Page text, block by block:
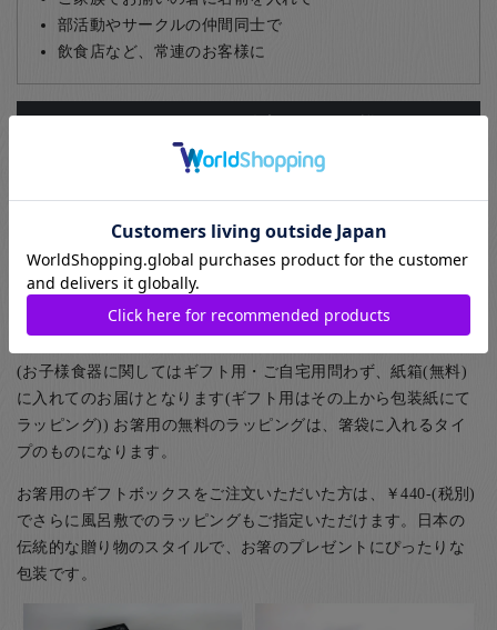
部活動やサークルの仲間同士で
飲食店など、常連のお客様に
ギフト包装について
お箸のギフト用のラッピングとして紙箱と桐箱がお選びいただ
けます。また、ご家族用として5膳まで入る紙箱もご用意してお
(お子様食器に関してはギフト用・ご自宅用問わず、紙箱(無料)
に入れてのお届けとなります(ギフト用はその上から包装紙にて
ラッピング)) お箸用の無料のラッピングは、箸袋に入れるタイ
プのものになります。
お箸用のギフトボックスをご注文いただいた方は、￥440-(税別)
でさらに風呂敷でのラッピングもご指定いただけます。日本の
伝統的な贈り物のスタイルで、お箸のプレゼントにぴったりな
包装です。